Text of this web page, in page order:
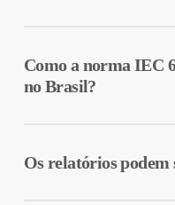
Como a norma IEC
no Brasil?
Os relatórios podem